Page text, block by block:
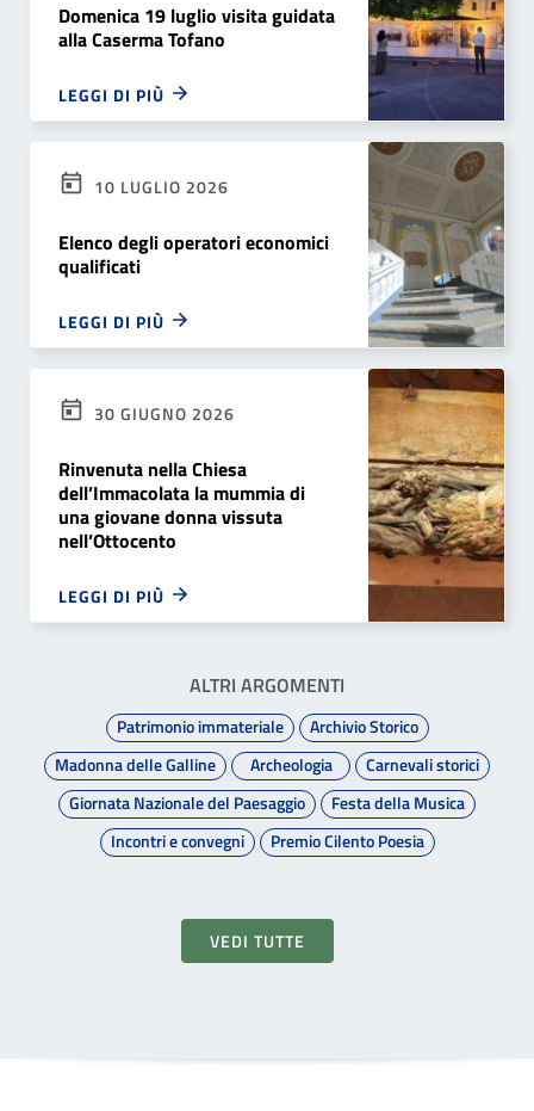
Domenica 19 luglio visita guidata
alla Caserma Tofano
LEGGI DI PIÙ
10 LUGLIO 2026
Elenco degli operatori economici
qualificati
LEGGI DI PIÙ
30 GIUGNO 2026
Rinvenuta nella Chiesa
dell’Immacolata la mummia di
una giovane donna vissuta
nell’Ottocento
LEGGI DI PIÙ
ALTRI ARGOMENTI
Patrimonio immateriale
Archivio Storico
Madonna delle Galline
Archeologia
Carnevali storici
Giornata Nazionale del Paesaggio
Festa della Musica
Incontri e convegni
Premio Cilento Poesia
VEDI TUTTE